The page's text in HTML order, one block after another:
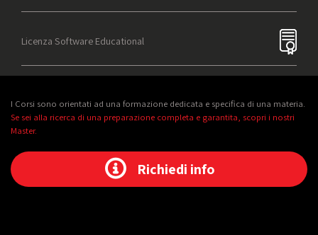
Licenza Software Educational
I Corsi sono orientati ad una formazione dedicata e specifica di una materia.
Se sei alla ricerca di una preparazione completa e garantita, scopri i nostri
Master.
Richiedi info